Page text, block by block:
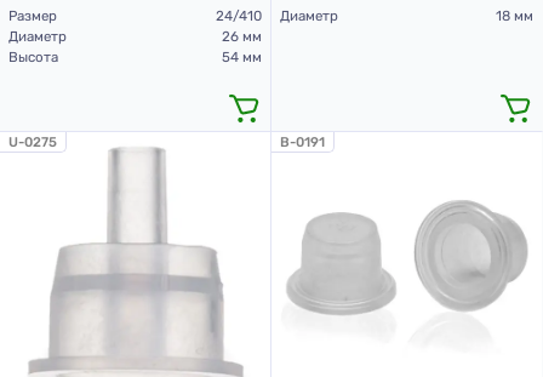
Размер
24/410
Диаметр
26 мм
Высота
54 мм
Диаметр
18 мм
U-0275 B-0191